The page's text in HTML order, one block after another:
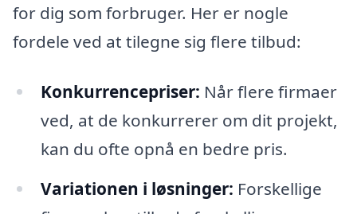
for dig som forbruger. Her er nogle
fordele ved at tilegne sig flere tilbud:
Konkurrencepriser: Når flere firmaer
ved, at de konkurrerer om dit projekt,
kan du ofte opnå en bedre pris.
Variationen i løsninger: Forskellige